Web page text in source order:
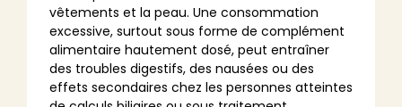
vêtements et la peau. Une consommation
excessive, surtout sous forme de complément
alimentaire hautement dosé, peut entraîner
des troubles digestifs, des nausées ou des
effets secondaires chez les personnes atteintes